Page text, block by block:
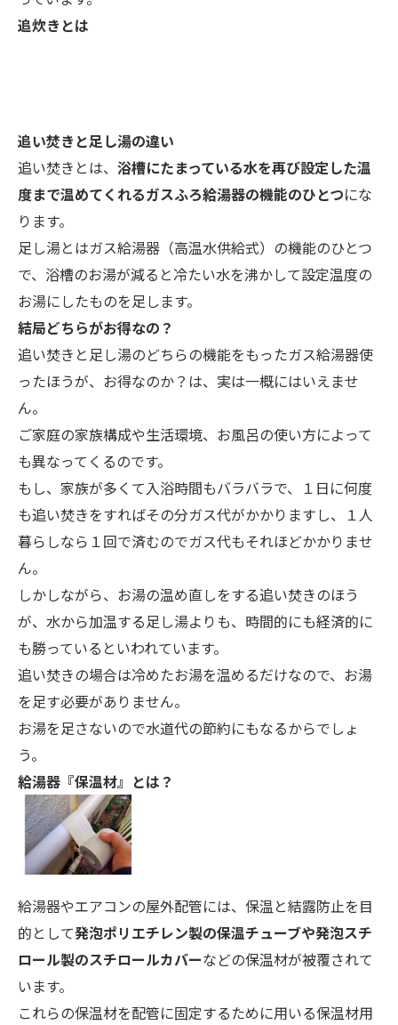
追炊きとは
追い焚きと足し湯の違い
追い焚きとは、 浴槽にたまっている水を再び設定した温
度まで温めてくれるガスふろ給湯器の機能のひとつにな
ります。
足し湯とはガス給湯器（高温水供給式）の機能のひとつ
で、浴槽のお湯が減ると冷たい水を沸かして設定温度の
お湯にしたものを足します。
結局どちらがお得なの？
追い焚きと足し湯のどちらの機能をもったガス給湯器使
ったほうが、お得なのか？は、実は一概にはいえませ
ん。
ご家庭の家族構成や生活環境、お風呂の使い方によって
も異なってくるのです。
もし、家族が多くて入浴時間もバラバラで、１日に何度
も追い焚きをすればその分ガス代がかかりますし、１人
暮らしなら１回で済むのでガス代もそれほどかかりませ
ん。
しかしながら、お湯の温め直しをする追い焚きのほう
が、水から加温する足し湯よりも、時間的にも経済的に
も勝っているといわれています。
追い焚きの場合は冷めたお湯を温めるだけなので、お湯
を足す必要がありません。
お湯を足さないので水道代の節約にもなるからでしょ
う。
給湯器『保温材』とは？
給湯器やエアコンの屋外配管には、保温と結露防止を目
的として発泡ポリエチレン製の保温チューブや発泡スチ
ロール製のスチロールカバーなどの保温材が被覆されて
います。
これらの保温材を配管に固定するために用いる保温材用